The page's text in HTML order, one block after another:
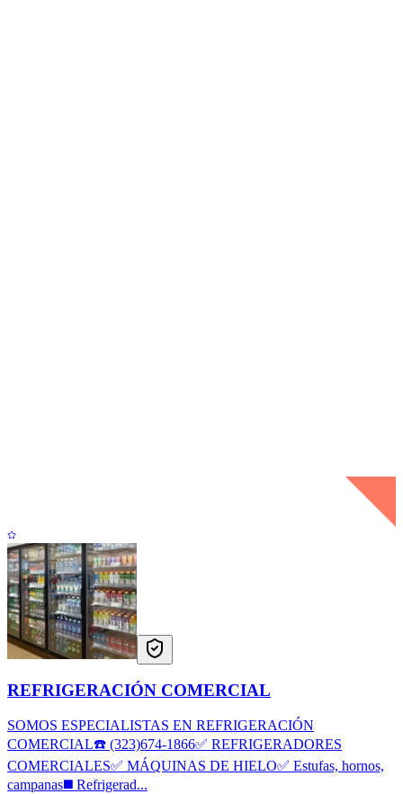
REFRIGERACIÓN COMERCIAL
SOMOS ESPECIALISTAS EN REFRIGERACIÓN
COMERCIAL☎️ (323)674-1866✅ REFRIGERADORES
COMERCIALES✅ MÁQUINAS DE HIELO✅ Estufas, hornos,
campanas◼️ Refrigerad...